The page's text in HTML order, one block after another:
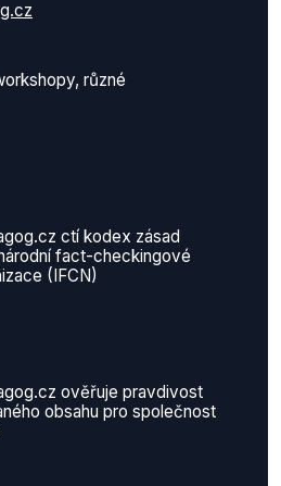
různé
ctí kodex zásad
fact-checkingové
(IFCN)
ověřuje pravdivost
obsahu pro společnost